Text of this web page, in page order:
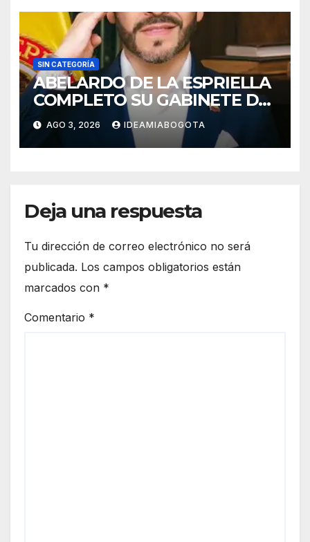
SIN CATEGORÍA
ABELARDO DE LA ESPRIELLA
COMPLETO SU GABINETE DE
GOBIERNO
AGO 3, 2026 IDEAMIABOGOTA
Deja una respuesta
Tu dirección de correo electrónico no será
publicada. Los campos obligatorios están
marcados con *
Comentario *